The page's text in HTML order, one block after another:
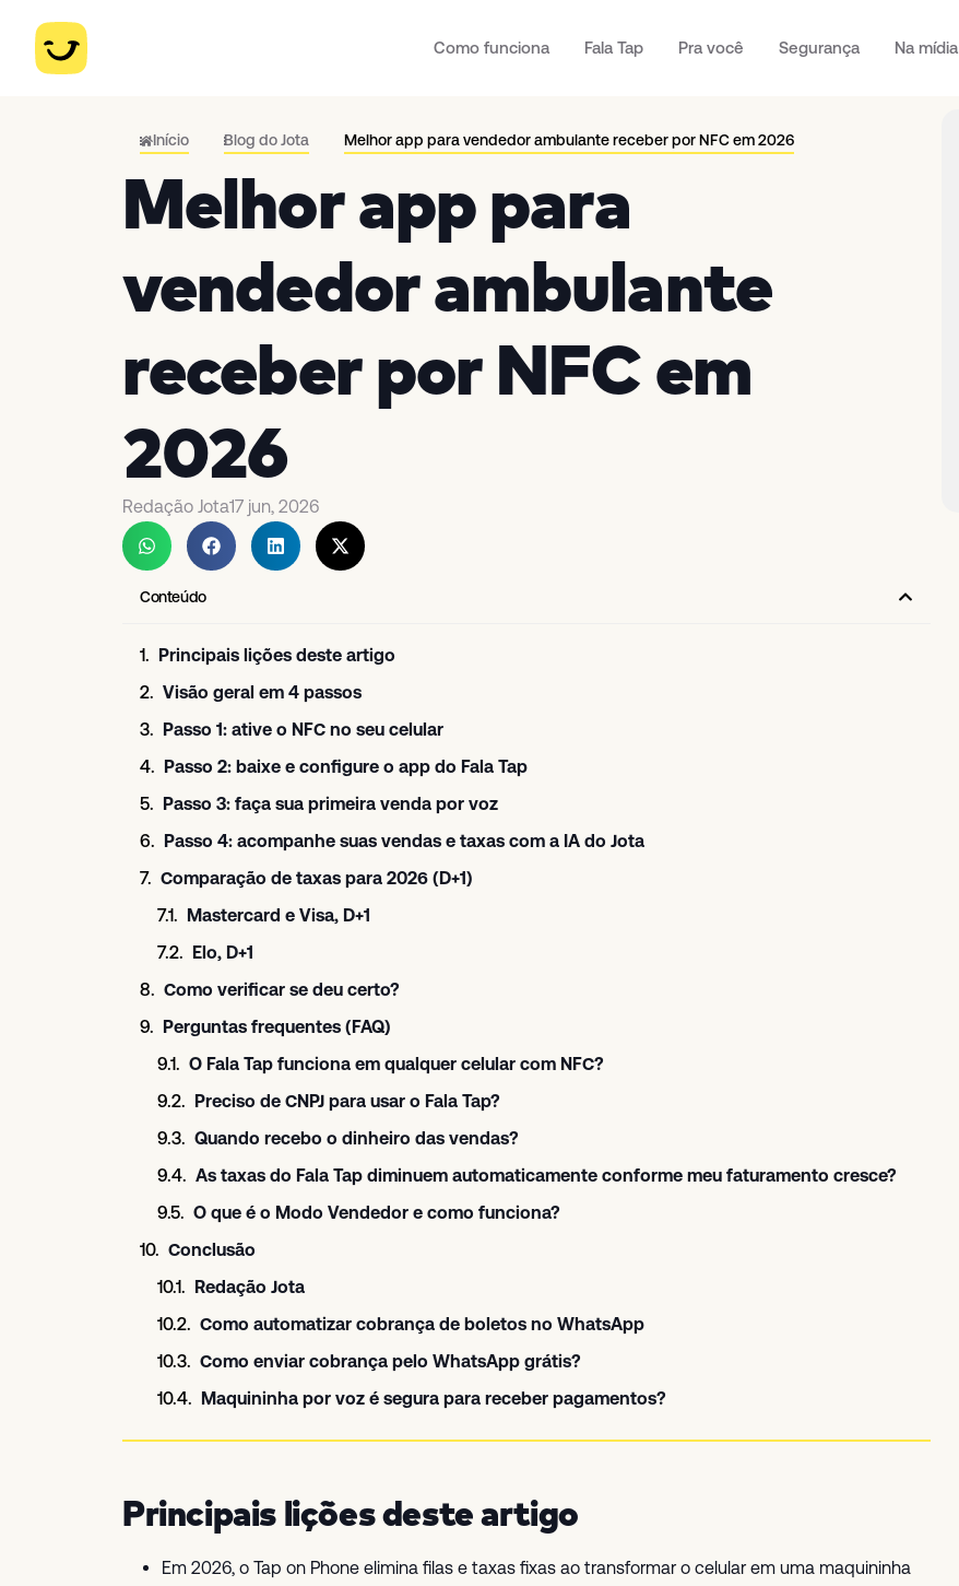
Como funciona Fala Tap Pra você Segurança Na mídia
Início Blog do Jota Melhor app para vendedor ambulante receber por NFC em 2026
Melhor app para
vendedor ambulante
receber por NFC em
2026
Redação Jota17 jun, 2026
Conteúdo
Principais lições deste artigo
Visão geral em 4 passos
Passo 1: ative o NFC no seu celular
Passo 2: baixe e configure o app do Fala Tap
Passo 3: faça sua primeira venda por voz
Passo 4: acompanhe suas vendas e taxas com a IA do Jota
Comparação de taxas para 2026 (D+1)
Mastercard e Visa, D+1
Elo, D+1
Como verificar se deu certo?
Perguntas frequentes (FAQ)
O Fala Tap funciona em qualquer celular com NFC?
Preciso de CNPJ para usar o Fala Tap?
Quando recebo o dinheiro das vendas?
As taxas do Fala Tap diminuem automaticamente conforme meu faturamento cresce?
O que é o Modo Vendedor e como funciona?
Conclusão
Redação Jota
Como automatizar cobrança de boletos no WhatsApp
Como enviar cobrança pelo WhatsApp grátis?
Maquininha por voz é segura para receber pagamentos?
Principais lições deste artigo
Em 2026, o Tap on Phone elimina filas e taxas fixas ao transformar o celular em uma maquininha